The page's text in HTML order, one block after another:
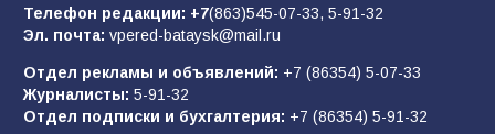
«Слухами Москву не возьмёшь»: почему
заявления Киева о мобилизации — это
отчаяние, а не разведка
Телефон редакции: +7(863)545-07-33, 5-91-32
Эл. почта: vpered-bataysk@mail.ru
Отдел рекламы и объявлений: +7 (86354) 5-07-33
Журналисты: 5-91-32
Отдел подписки и бухгалтерия: +7 (86354) 5-91-32